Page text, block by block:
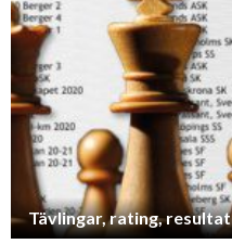
Tävlingar, rating, resultat